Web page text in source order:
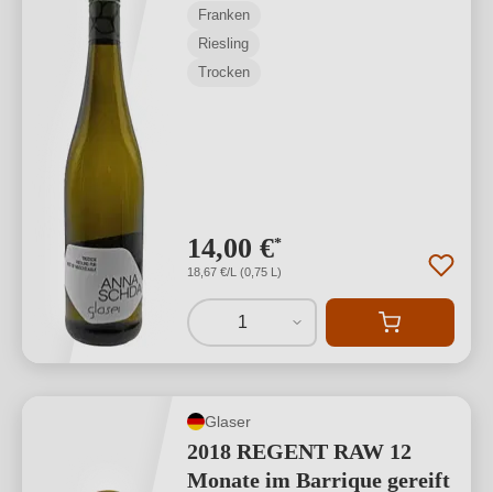
Franken
Riesling
Trocken
14,00 €*
18,67 €/L (0,75 L)
1
Glaser
2018 REGENT RAW 12
Monate im Barrique gereift